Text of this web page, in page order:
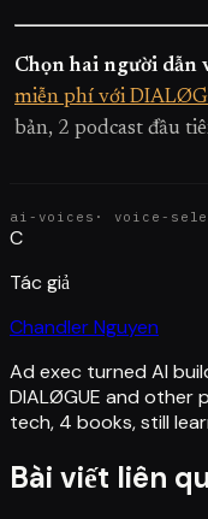
Chọn hai người dẫn
miễn phí với
bản, 2 podcast đầu
ai-voices · voice-
C
Tác giả
Chandler Nguyen
Ad exec turned AI
DIALØGUE and other
tech, 4 books, still
Bài viết liên